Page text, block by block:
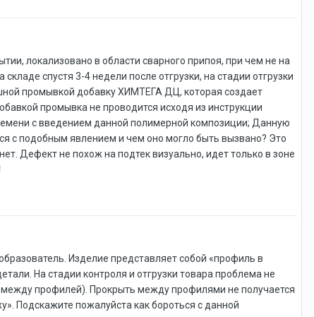
локализовано в области сварного припоя, при чем не на
спустя 3-4 недели после отгрузки, на стадии отгрузки
промывкой добавку ХИМТЕГА ДЦ, которая создает
промывка не проводится исходя из инструкции
с введением данной полимерной композиции; Данную
с подобным явлением и чем оно могло быть вызвано? Это
Дефект не похож на подтек визуально, идет только в зоне
Изделие представляет собой «профиль в
На стадии контроля и отгрузки товара проблема не
между профилей). Прокрыть между профилями не получается
Подскажите пожалуйста как бороться с данной